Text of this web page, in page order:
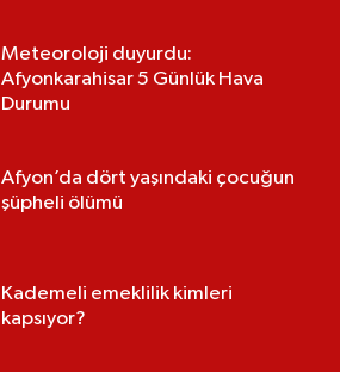
Meteoroloji duyurdu:
Afyonkarahisar 5 Günlük Hava
Durumu
Afyon’da dört yaşındaki çocuğun
şüpheli ölümü
Kademeli emeklilik kimleri
kapsıyor?